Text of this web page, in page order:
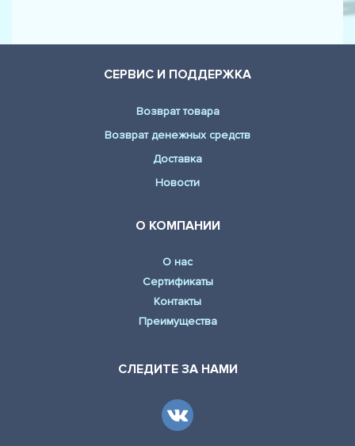
СЕРВИС И ПОДДЕРЖКА
Возврат товара
Возврат денежных средств
Доставка
Новости
О КОМПАНИИ
О нас
Сертификаты
Контакты
Преимущества
СЛЕДИТЕ ЗА НАМИ